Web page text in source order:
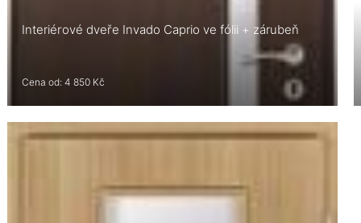
Interiérové dveře Invado Caprio ve fólii + zárubeň
Cena od: 4 850 Kč